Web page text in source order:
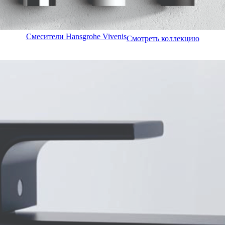
Смесители Hansgrohe VivenisСмотреть коллекцию